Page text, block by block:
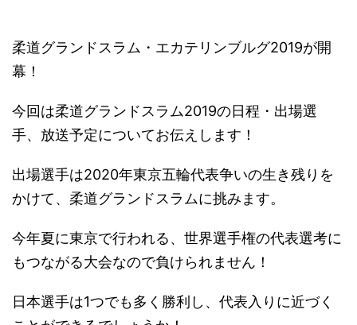
柔道グランドスラム・エカテリンブルグ2019が開
幕！
今回は柔道グランドスラム2019の日程・出場選
手、放送予定についてお伝えします！
出場選手は2020年東京五輪代表争いの生き残りを
かけて、柔道グランドスラムに挑みます。
今年夏に東京で行われる、世界選手権の代表選考に
もつながる大会なので負けられません！
日本選手は1つでも多く勝利し、代表入りに近づく